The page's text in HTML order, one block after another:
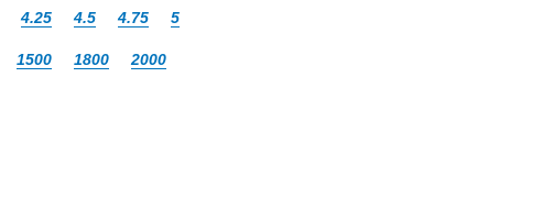
4.25 4.5 4.75 5
1500 1800 2000